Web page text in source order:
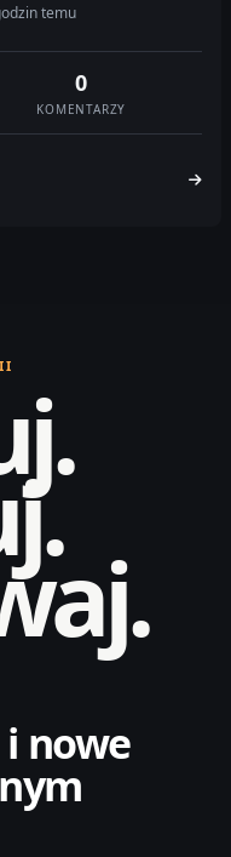
temu
0
KOMENTARZY
nowe